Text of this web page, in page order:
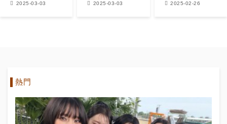
2025-03-03 2025-03-03 2025-02-26
熱門